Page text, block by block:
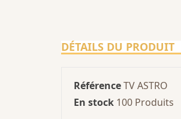
DÉTAILS DU PRODUIT
RéférenceTV ASTRO
En stock 100 Produits